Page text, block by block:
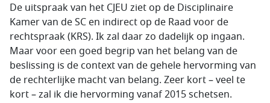
De uitspraak van het CJEU ziet op de Disciplinaire
Kamer van de SC en indirect op de Raad voor de
rechtspraak (KRS). Ik zal daar zo dadelijk op ingaan.
Maar voor een goed begrip van het belang van de
beslissing is de context van de gehele hervorming van
de rechterlijke macht van belang. Zeer kort – veel te
kort – zal ik die hervorming vanaf 2015 schetsen.